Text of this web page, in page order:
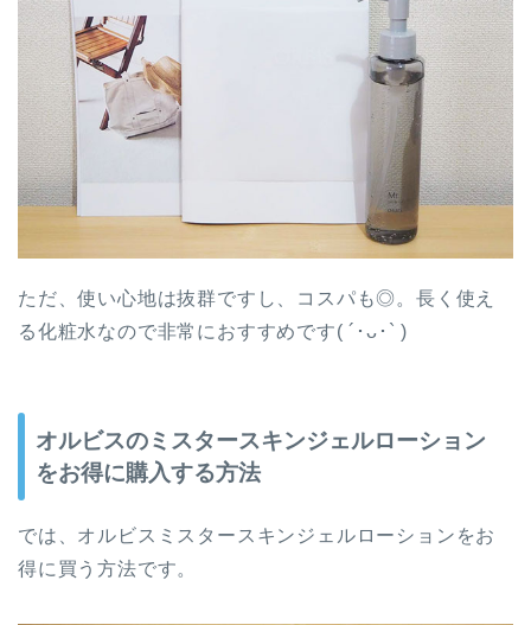
ただ、使い心地は抜群ですし、コスパも◎。長く使え
る化粧水なので非常におすすめです( ´･ᴗ･` )
オルビスのミスタースキンジェルローション
をお得に購入する方法
では、オルビスミスタースキンジェルローションをお
得に買う方法です。